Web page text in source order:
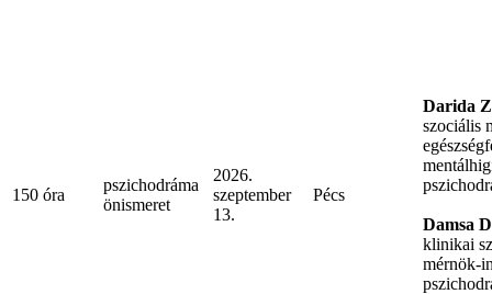
150 óra
pszichodráma
önismeret
2026.
szeptember
13.
Pécs
Darida
szociális
Damsa
klinikai
mérnök-